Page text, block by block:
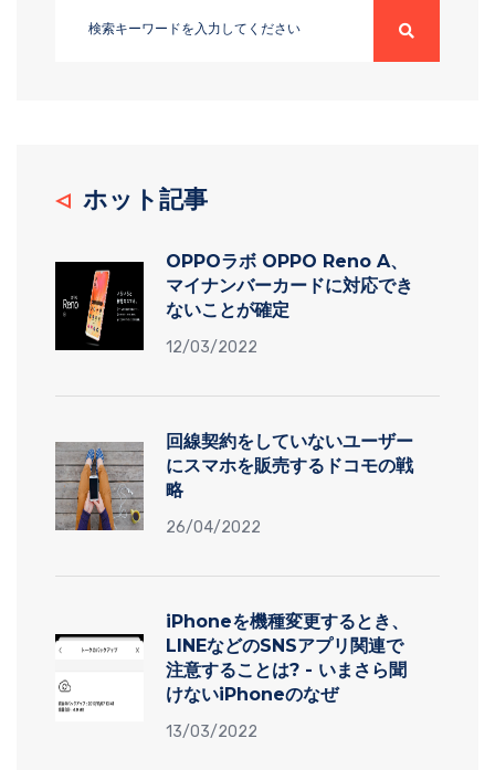
ホット記事
OPPOラボ OPPO Reno A、
マイナンバーカードに対応でき
ないことが確定
12/03/2022
回線契約をしていないユーザー
にスマホを販売するドコモの戦
略
26/04/2022
iPhoneを機種変更するとき、
LINEなどのSNSアプリ関連で
注意することは? - いまさら聞
けないiPhoneのなぜ
13/03/2022